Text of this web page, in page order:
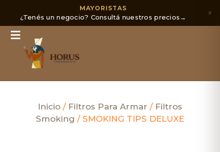
MAYORISTAS
¿Tenés un negocio? Consultá nuestros precios→ ×
Inicio / Filtros Para Armar / Filtros
Smoking / SMOKING TIPS DELUXE